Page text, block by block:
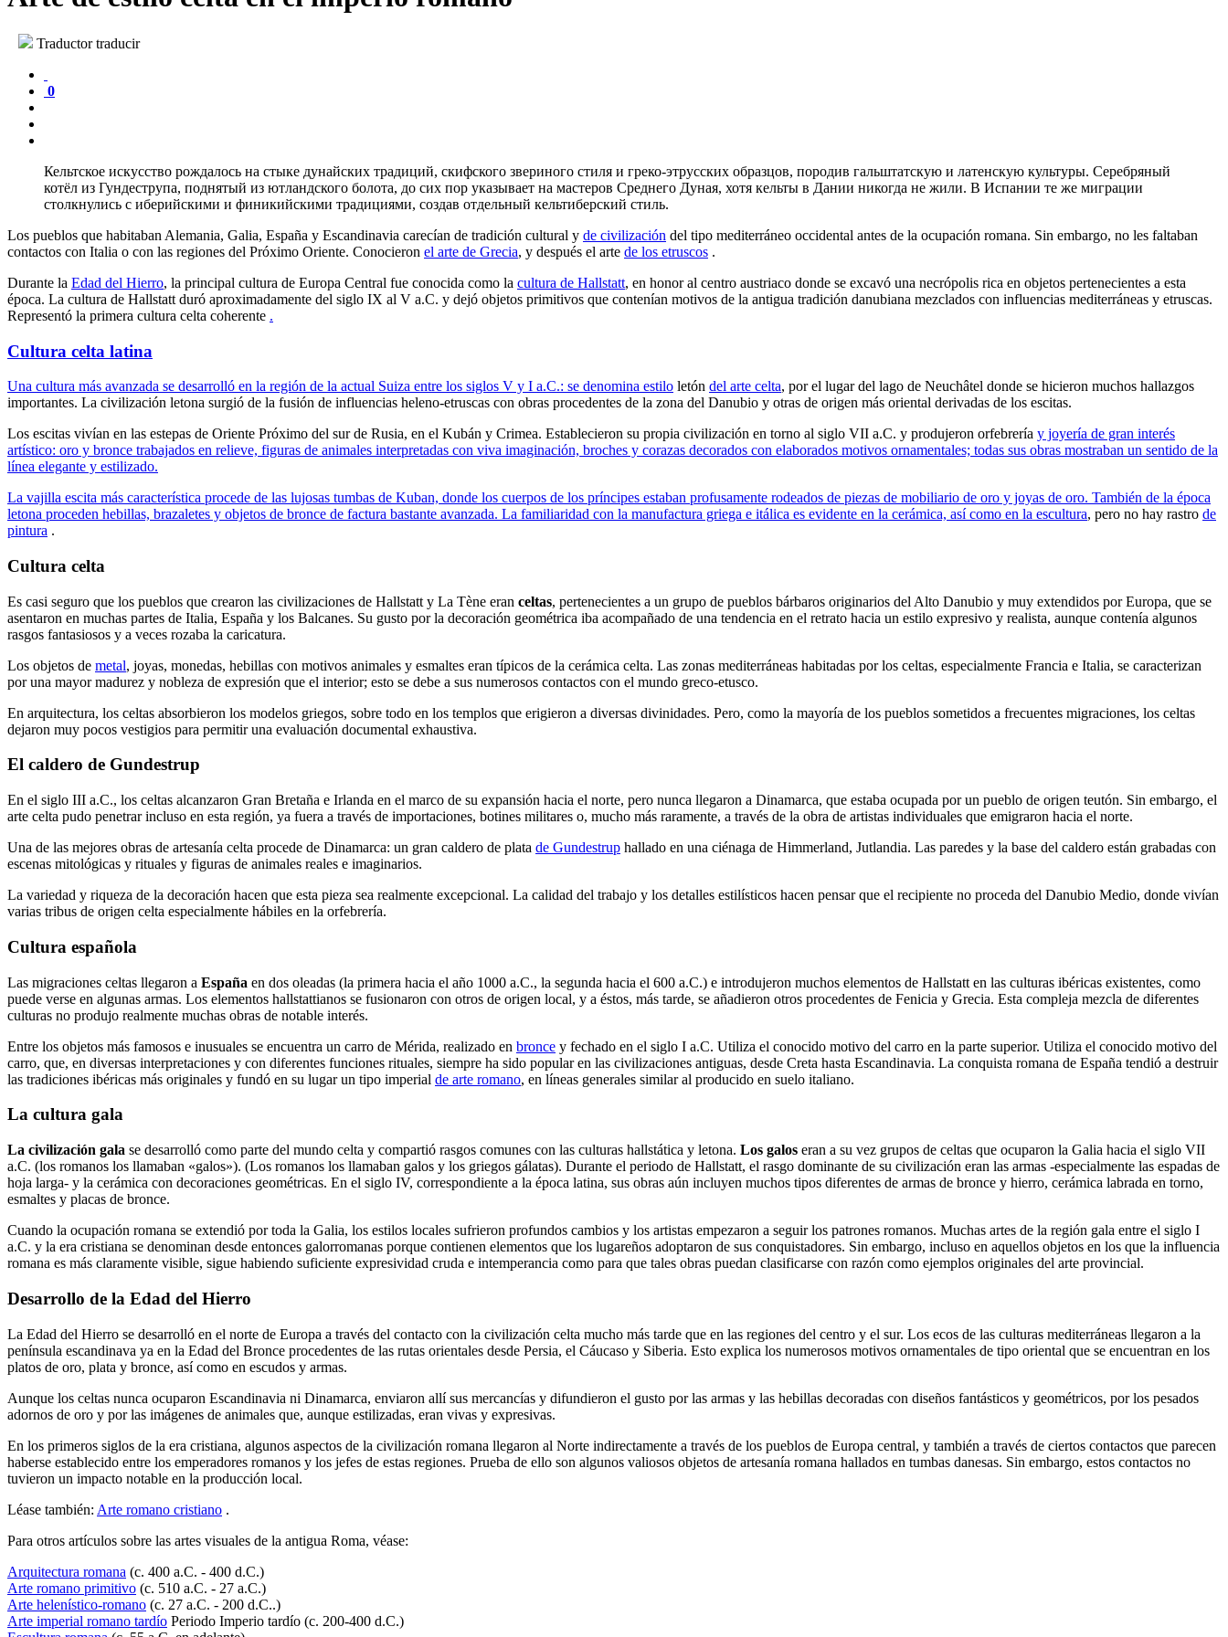
Traductor traducir
0
Кельтское искусство рождалось на стыке дунайских традиций, скифского звериного стиля и греко-этрусских образцов, породив гальштатскую и латенскую культуры. Серебряный
котёл из Гундеструпа, поднятый из ютландского болота, до сих пор указывает на мастеров Среднего Дуная, хотя кельты в Дании никогда не жили. В Испании те же миграции
столкнулись с иберийскими и финикийскими традициями, создав отдельный кельтиберский стиль.
Los pueblos que habitaban Alemania, Galia, España y Escandinavia carecían de tradición cultural y de civilización del tipo mediterráneo occidental antes de la ocupación romana. Sin embargo, no les faltaban
contactos con Italia o con las regiones del Próximo Oriente. Conocieron el arte de Grecia, y después el arte de los etruscos .
Durante la Edad del Hierro, la principal cultura de Europa Central fue conocida como la cultura de Hallstatt, en honor al centro austriaco donde se excavó una necrópolis rica en objetos pertenecientes a esta
época. La cultura de Hallstatt duró aproximadamente del siglo IX al V a.C. y dejó objetos primitivos que contenían motivos de la antigua tradición danubiana mezclados con influencias mediterráneas y etruscas.
Representó la primera cultura celta coherente .
Cultura celta latina
Una cultura más avanzada se desarrolló en la región de la actual Suiza entre los siglos V y I a.C.: se denomina estilo letón del arte celta, por el lugar del lago de Neuchâtel donde se hicieron muchos hallazgos
importantes. La civilización letona surgió de la fusión de influencias heleno-etruscas con obras procedentes de la zona del Danubio y otras de origen más oriental derivadas de los escitas.
Los escitas vivían en las estepas de Oriente Próximo del sur de Rusia, en el Kubán y Crimea. Establecieron su propia civilización en torno al siglo VII a.C. y produjeron orfebrería y joyería de gran interés
artístico: oro y bronce trabajados en relieve, figuras de animales interpretadas con viva imaginación, broches y corazas decorados con elaborados motivos ornamentales; todas sus obras mostraban un sentido de la
línea elegante y estilizado.
La vajilla escita más característica procede de las lujosas tumbas de Kuban, donde los cuerpos de los príncipes estaban profusamente rodeados de piezas de mobiliario de oro y joyas de oro. También de la época
letona proceden hebillas, brazaletes y objetos de bronce de factura bastante avanzada. La familiaridad con la manufactura griega e itálica es evidente en la cerámica, así como en la escultura, pero no hay rastro de
pintura .
Cultura celta
Es casi seguro que los pueblos que crearon las civilizaciones de Hallstatt y La Tène eran celtas, pertenecientes a un grupo de pueblos bárbaros originarios del Alto Danubio y muy extendidos por Europa, que se
asentaron en muchas partes de Italia, España y los Balcanes. Su gusto por la decoración geométrica iba acompañado de una tendencia en el retrato hacia un estilo expresivo y realista, aunque contenía algunos
rasgos fantasiosos y a veces rozaba la caricatura.
Los objetos de metal, joyas, monedas, hebillas con motivos animales y esmaltes eran típicos de la cerámica celta. Las zonas mediterráneas habitadas por los celtas, especialmente Francia e Italia, se caracterizan
por una mayor madurez y nobleza de expresión que el interior; esto se debe a sus numerosos contactos con el mundo greco-etusco.
En arquitectura, los celtas absorbieron los modelos griegos, sobre todo en los templos que erigieron a diversas divinidades. Pero, como la mayoría de los pueblos sometidos a frecuentes migraciones, los celtas
dejaron muy pocos vestigios para permitir una evaluación documental exhaustiva.
El caldero de Gundestrup
En el siglo III a.C., los celtas alcanzaron Gran Bretaña e Irlanda en el marco de su expansión hacia el norte, pero nunca llegaron a Dinamarca, que estaba ocupada por un pueblo de origen teutón. Sin embargo, el
arte celta pudo penetrar incluso en esta región, ya fuera a través de importaciones, botines militares o, mucho más raramente, a través de la obra de artistas individuales que emigraron hacia el norte.
Una de las mejores obras de artesanía celta procede de Dinamarca: un gran caldero de plata de Gundestrup hallado en una ciénaga de Himmerland, Jutlandia. Las paredes y la base del caldero están grabadas con
escenas mitológicas y rituales y figuras de animales reales e imaginarios.
La variedad y riqueza de la decoración hacen que esta pieza sea realmente excepcional. La calidad del trabajo y los detalles estilísticos hacen pensar que el recipiente no proceda del Danubio Medio, donde vivían
varias tribus de origen celta especialmente hábiles en la orfebrería.
Cultura española
Las migraciones celtas llegaron a España en dos oleadas (la primera hacia el año 1000 a.C., la segunda hacia el 600 a.C.) e introdujeron muchos elementos de Hallstatt en las culturas ibéricas existentes, como
puede verse en algunas armas. Los elementos hallstattianos se fusionaron con otros de origen local, y a éstos, más tarde, se añadieron otros procedentes de Fenicia y Grecia. Esta compleja mezcla de diferentes
culturas no produjo realmente muchas obras de notable interés.
Entre los objetos más famosos e inusuales se encuentra un carro de Mérida, realizado en bronce y fechado en el siglo I a.C. Utiliza el conocido motivo del carro en la parte superior. Utiliza el conocido motivo del
carro, que, en diversas interpretaciones y con diferentes funciones rituales, siempre ha sido popular en las civilizaciones antiguas, desde Creta hasta Escandinavia. La conquista romana de España tendió a destruir
las tradiciones ibéricas más originales y fundó en su lugar un tipo imperial de arte romano, en líneas generales similar al producido en suelo italiano.
La cultura gala
La civilización gala se desarrolló como parte del mundo celta y compartió rasgos comunes con las culturas hallstática y letona. Los galos eran a su vez grupos de celtas que ocuparon la Galia hacia el siglo VII
a.C. (los romanos los llamaban «galos»). (Los romanos los llamaban galos y los griegos gálatas). Durante el periodo de Hallstatt, el rasgo dominante de su civilización eran las armas -especialmente las espadas de
hoja larga- y la cerámica con decoraciones geométricas. En el siglo IV, correspondiente a la época latina, sus obras aún incluyen muchos tipos diferentes de armas de bronce y hierro, cerámica labrada en torno,
esmaltes y placas de bronce.
Cuando la ocupación romana se extendió por toda la Galia, los estilos locales sufrieron profundos cambios y los artistas empezaron a seguir los patrones romanos. Muchas artes de la región gala entre el siglo I
a.C. y la era cristiana se denominan desde entonces galorromanas porque contienen elementos que los lugareños adoptaron de sus conquistadores. Sin embargo, incluso en aquellos objetos en los que la influencia
romana es más claramente visible, sigue habiendo suficiente expresividad cruda e intemperancia como para que tales obras puedan clasificarse con razón como ejemplos originales del arte provincial.
Desarrollo de la Edad del Hierro
La Edad del Hierro se desarrolló en el norte de Europa a través del contacto con la civilización celta mucho más tarde que en las regiones del centro y el sur. Los ecos de las culturas mediterráneas llegaron a la
península escandinava ya en la Edad del Bronce procedentes de las rutas orientales desde Persia, el Cáucaso y Siberia. Esto explica los numerosos motivos ornamentales de tipo oriental que se encuentran en los
platos de oro, plata y bronce, así como en escudos y armas.
Aunque los celtas nunca ocuparon Escandinavia ni Dinamarca, enviaron allí sus mercancías y difundieron el gusto por las armas y las hebillas decoradas con diseños fantásticos y geométricos, por los pesados
adornos de oro y por las imágenes de animales que, aunque estilizadas, eran vivas y expresivas.
En los primeros siglos de la era cristiana, algunos aspectos de la civilización romana llegaron al Norte indirectamente a través de los pueblos de Europa central, y también a través de ciertos contactos que parecen
haberse establecido entre los emperadores romanos y los jefes de estas regiones. Prueba de ello son algunos valiosos objetos de artesanía romana hallados en tumbas danesas. Sin embargo, estos contactos no
tuvieron un impacto notable en la producción local.
Léase también: Arte romano cristiano .
Para otros artículos sobre las artes visuales de la antigua Roma, véase:
Arquitectura romana (c. 400 a.C. - 400 d.C.)
Arte romano primitivo (c. 510 a.C. - 27 a.C.)
Arte helenístico-romano (c. 27 a.C. - 200 d.C..)
Arte imperial romano tardío Periodo Imperio tardío (c. 200-400 d.C.)